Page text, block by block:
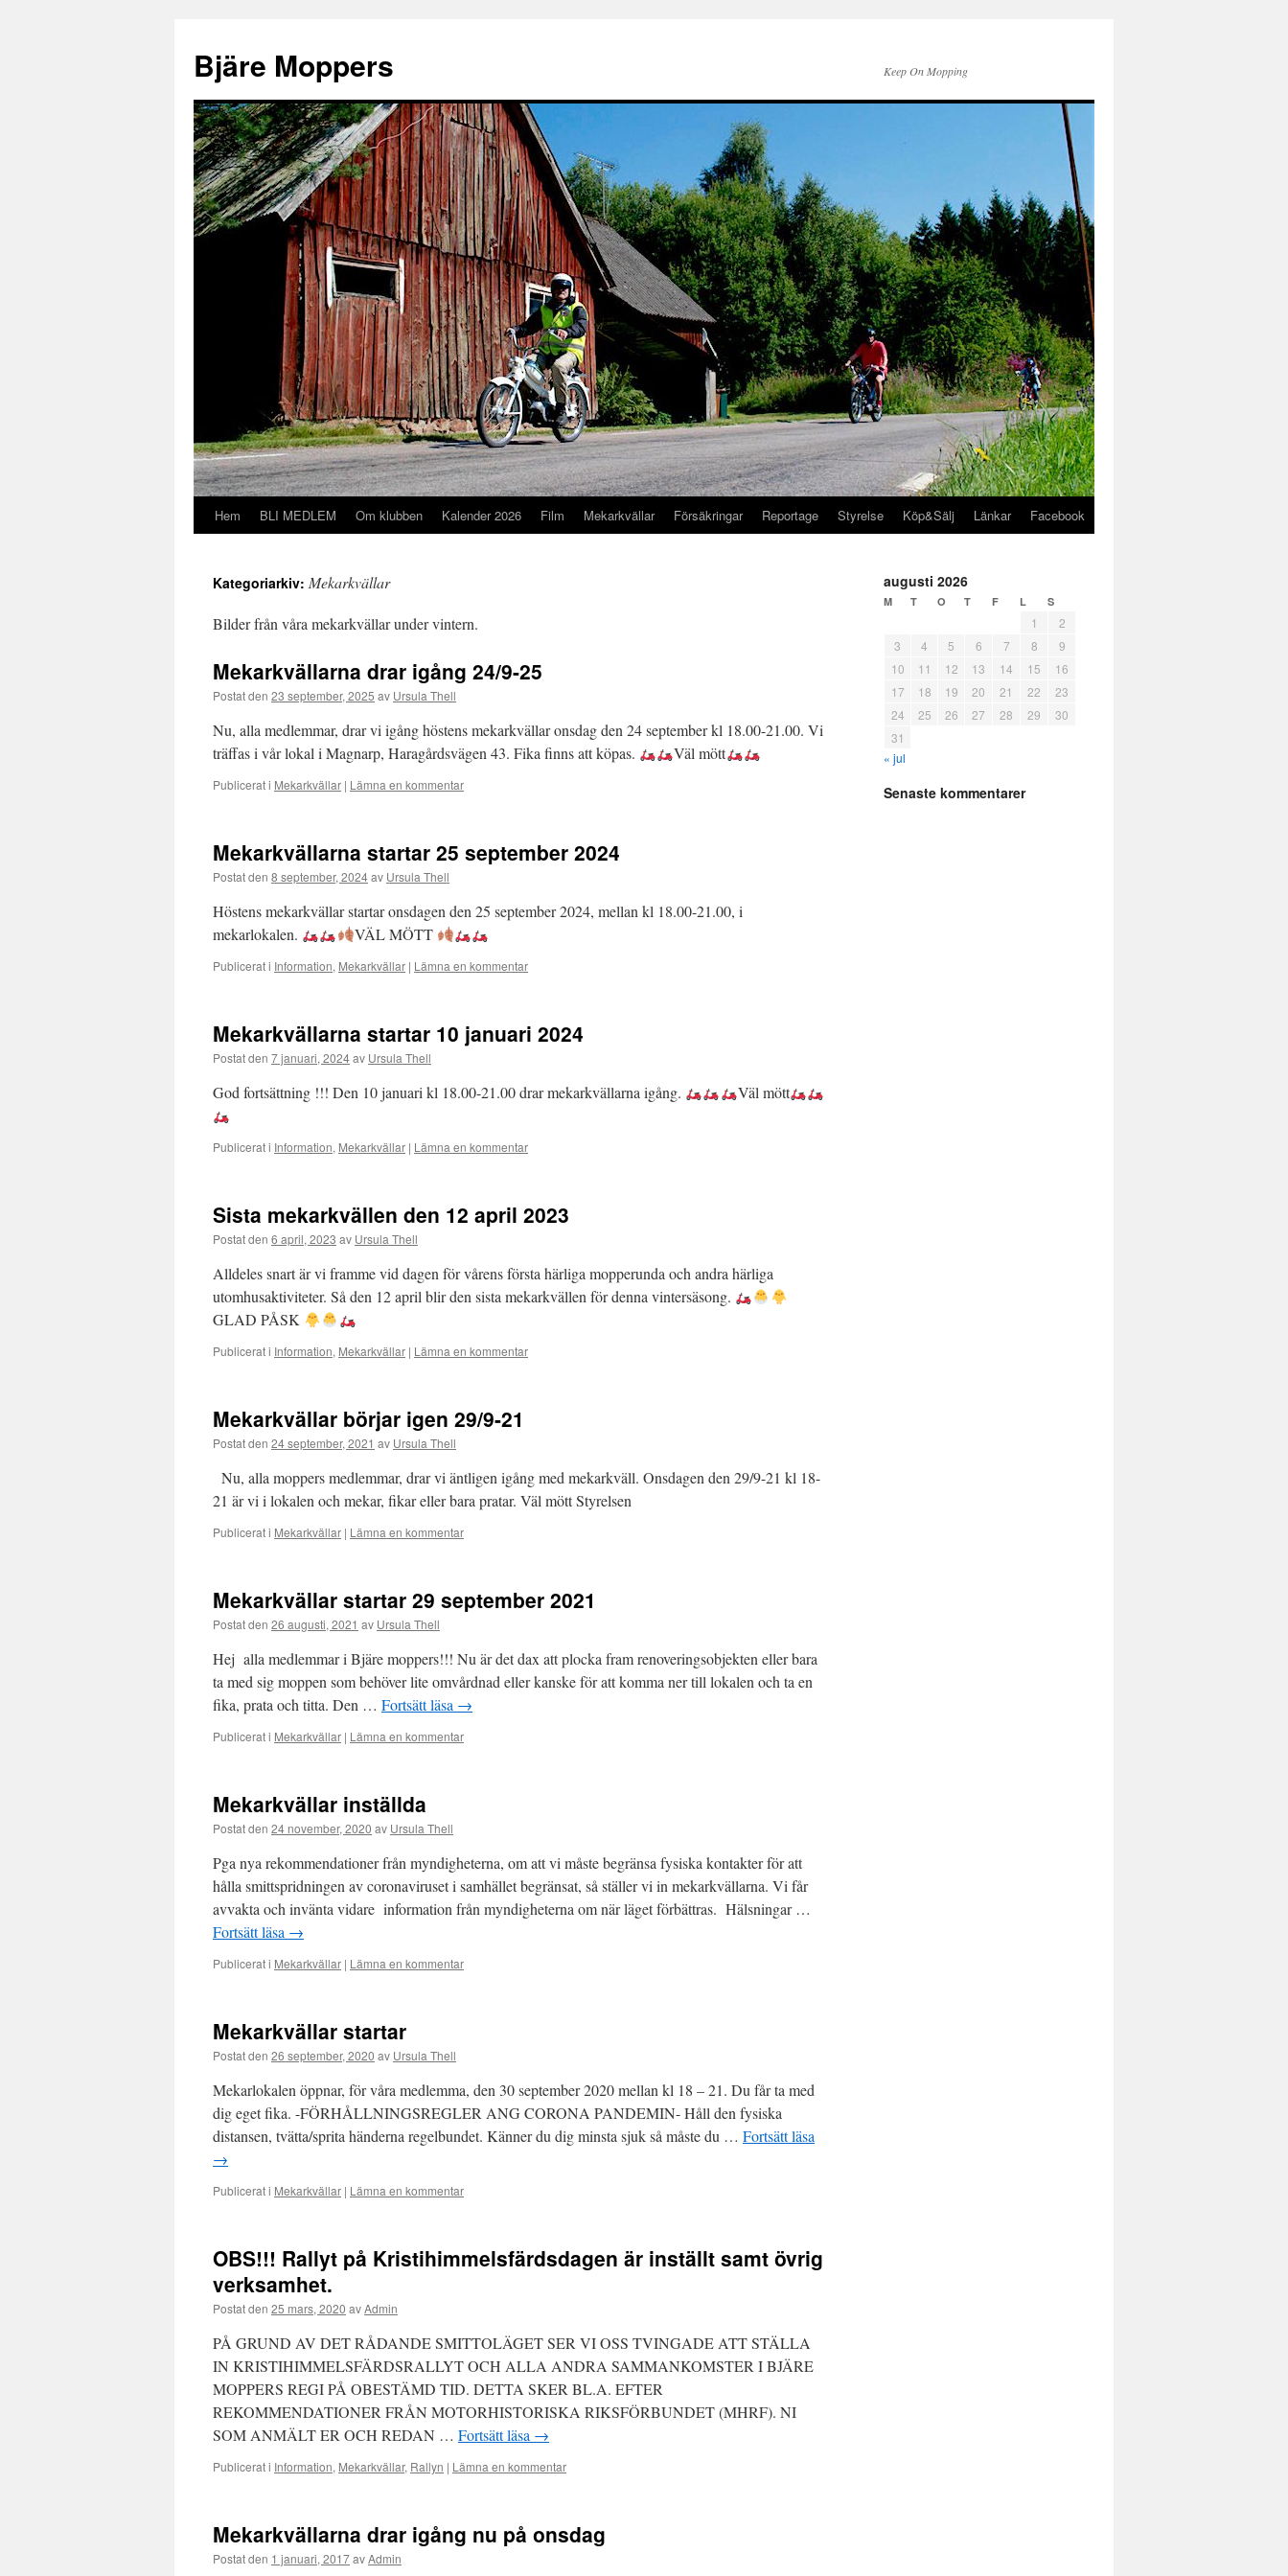
Bjäre Moppers Keep On Mopping
Hoppa
innehåll
Hem BLI MEDLEM Om klubben Kalender 2026 Film Mekarkvällar Försäkringar Reportage Styrelse Köp&Sälj Länkar Facebook
Kategoriarkiv: Mekarkvällar
Bilder från våra mekarkvällar under vintern.
Mekarkvällarna drar igång 24/9-25
Postat den 23 september, 2025 av Ursula Thell
Nu, alla medlemmar, drar vi igång höstens mekarkvällar onsdag den 24 september kl 18.00-21.00. Vi
träffas i vår lokal i Magnarp, Haragårdsvägen 43. Fika finns att köpas.
Väl mött
Publicerat i Mekarkvällar | Lämna en kommentar
Mekarkvällarna startar 25 september 2024
Postat den 8 september, 2024av Ursula Thell
Höstens mekarkvällar startar onsdagen den 25 september 2024, mellan kl 18.00-21.00, i
mekarlokalen.
VÄL MÖTT
Publicerat i Information, Mekarkvällar | Lämna en kommentar
Mekarkvällarna startar 10 januari 2024
Postat den 7 januari, 2024av Ursula Thell
God fortsättning !!! Den 10 januari kl 18.00-21.00 drar mekarkvällarna igång. Väl mött
Publicerat i Information, Mekarkvällar | Lämna en kommentar
Sista mekarkvällen den 12 april 2023
Postat den 6 april, 2023 av Ursula Thell
Alldeles snart är vi framme vid dagen för vårens första härliga mopperunda och andra härliga
utomhusaktiviteter. Så den 12 april blir den sista mekarkvällen för denna vintersäsong.
GLAD PÅSK
Publicerat i Information, Mekarkvällar | Lämna en kommentar
Mekarkvällar börjar igen 29/9-21
Postat den 24 september, 2021 av Ursula Thell
Nu, alla moppers medlemmar, drar vi äntligen igång med mekarkväll. Onsdagen den 29/9-21 kl 18-
21 är vi i lokalen och mekar, fikar eller bara pratar. Väl mött Styrelsen
Publicerat i Mekarkvällar | Lämna en kommentar
Mekarkvällar startar 29 september 2021
Postat den 26 augusti, 2021 av Ursula Thell
Hej alla medlemmar i Bjäre moppers!!! Nu är det dax att plocka fram renoveringsobjekten eller bara
ta med sig moppen som behöver lite omvårdnad eller kanske för att komma ner till lokalen och ta en
fika, prata och titta. Den … Fortsätt läsa →
Publicerat i Mekarkvällar | Lämna en kommentar
Mekarkvällar inställda
Postat den 24 november, 2020 av Ursula Thell
Pga nya rekommendationer från myndigheterna, om att vi måste begränsa fysiska kontakter för att
hålla smittspridningen av coronaviruset i samhället begränsat, så ställer vi in mekarkvällarna. Vi får
avvakta och invänta vidare information från myndigheterna om när läget förbättras. Hälsningar …
Fortsätt läsa →
Publicerat i Mekarkvällar | Lämna en kommentar
Mekarkvällar startar
Postat den 26 september, 2020 av Ursula Thell
Mekarlokalen öppnar, för våra medlemma, den 30 september 2020 mellan kl 18 – 21. Du får ta med
dig eget fika. -FÖRHÅLLNINGSREGLER ANG CORONA PANDEMIN- Håll den fysiska
distansen, tvätta/sprita händerna regelbundet. Känner du dig minsta sjuk så måste du … Fortsätt läsa
→
Publicerat i Mekarkvällar | Lämna en kommentar
OBS!!! Rallyt på Kristihimmelsfärdsdagen är inställt samt övrig
verksamhet.
Postat den 25 mars, 2020 avAdmin
PÅ GRUND AV DET RÅDANDE SMITTOLÄGET SER VI OSS TVINGADE ATT STÄLLA
IN KRISTIHIMMELSFÄRDSRALLYT OCH ALLA ANDRA SAMMANKOMSTER I BJÄRE
MOPPERS REGI PÅ OBESTÄMD TID. DETTA SKER BL.A. EFTER
REKOMMENDATIONER FRÅN MOTORHISTORISKA RIKSFÖRBUNDET (MHRF). NI
SOM ANMÄLT ER OCH REDAN … Fortsätt läsa →
Publicerat i Information, Mekarkvällar, Rallyn | Lämna en kommentar
Mekarkvällarna drar igång nu på onsdag
Postat den 1 januari, 2017avAdmin
augusti 2026
M T O T F L S
1
2
3
4 5 6 7 8
9
10
11 12 13 14 15
16
17
18 19 20 21 22
23
24
25 26 27 28 29
30
31
« jul
Senaste kommentarer